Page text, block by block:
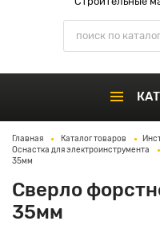
Главная Каталог товаров
Оснастка для электроинструмента
35мм
Сверло
35мм